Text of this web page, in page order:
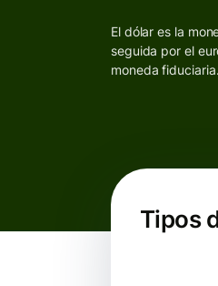
El dólar es la
seguida por el
moneda
Tipos